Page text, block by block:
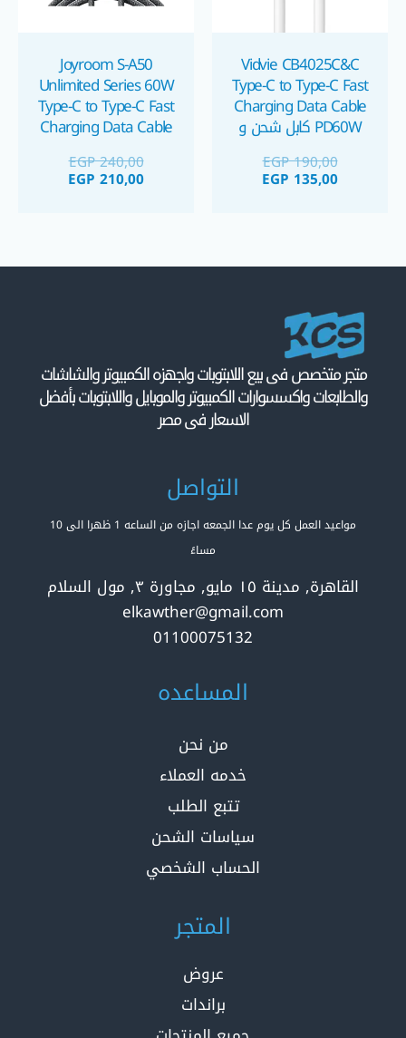
Vidvie CB4025C&C
Type-C to Type-C Fast
Charging Data Cable
PD60W كابل شحن و
واطEGP190,00
EGP 135,00
Joyroom S-A50
Unlimited Series 60W
Type-C to Type-C Fast
Charging Data Cable
شحن بمعلق
مغناطيسي للتنظيم
EGP240,00
EGP 210,00
متجر متخصص فى بيع اللابتوبات واجهزه الكمبيوتر والشاشات
والطابعات واكسسوارات الكمبيوتر والموبايل واللابتوبات بأفضل
الاسعار فى مصر
التواصل
مواعيد العمل كل يوم عدا الجمعه اجازه من الساعه 1 ظهرا الى 10
مساءً
القاهرة, مدينة ١٥ مايو, مجاورة ٣, مول السلام
elkawther@gmail.com
01100075132
المساعده
من نحن
خدمه العملاء
تتبع الطلب
سياسات الشحن
الحساب الشخصي
المتجر
عروض
براندات